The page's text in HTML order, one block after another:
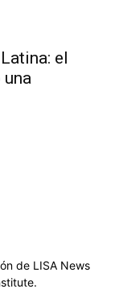
el
una
de LISA News